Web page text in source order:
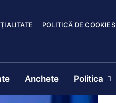
POLITICĂ DE COOKIES
Anchete Politica